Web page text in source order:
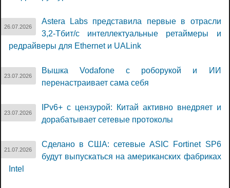
26.07.2026
Astera Labs представила первые в отрасли
3,2-Тбит/с интеллектуальные ретаймеры и
редрайверы для Ethernet и UALink
23.07.2026
Вышка Vodafone с роборукой и ИИ
перенастраивает сама себя
23.07.2026
IPv6+ с цензурой: Китай активно внедряет и
дорабатывает сетевые протоколы
21.07.2026
Сделано в США: сетевые ASIC Fortinet SP6
будут выпускаться на американских фабриках
Intel